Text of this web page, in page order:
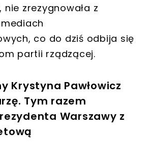
zrezygnowała z
co do dziś odbija się
partii rządzącej.
Krystyna Pawłowicz
Tym razem
Warszawy z